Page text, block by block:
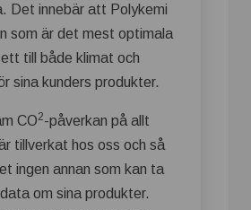
Det innebär att Polykemi
som är det mest optimala
till både klimat och
sina kunders produkter.
CO2-påverkan på allt
tillverkat hos oss och så
ingen annan som kan ta
om sina produkter.